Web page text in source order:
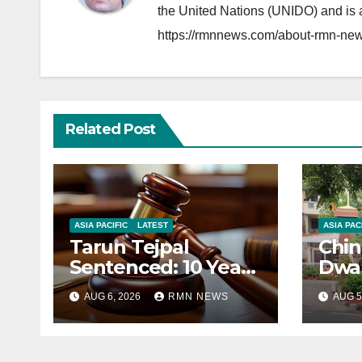
the United Nations (UNIDO) and is
https://rmnnews.com/about-rmn-
Related Post
ASIA PACIFIC LATEST
Tarun Tejpal
Sentenced: 10 Years
for Tehelka
Founder
AUG 6, 2026 RMN NEWS
ASIA
AUG